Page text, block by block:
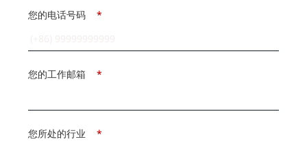
*
您的电话号码
*
您的工作邮箱
*
您所处的行业